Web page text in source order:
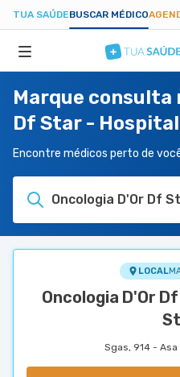
TUA SAÚDEBUSCAR MÉDICO
ESPECIALIDADES
HOSPITAIS
TUASAUDE.COM
Marque consulta
Df Star -
Encontre médicos perto de
Oncologia D'Or Df
LOCAL
Oncologia D'Or
Sgas, 914 - Asa